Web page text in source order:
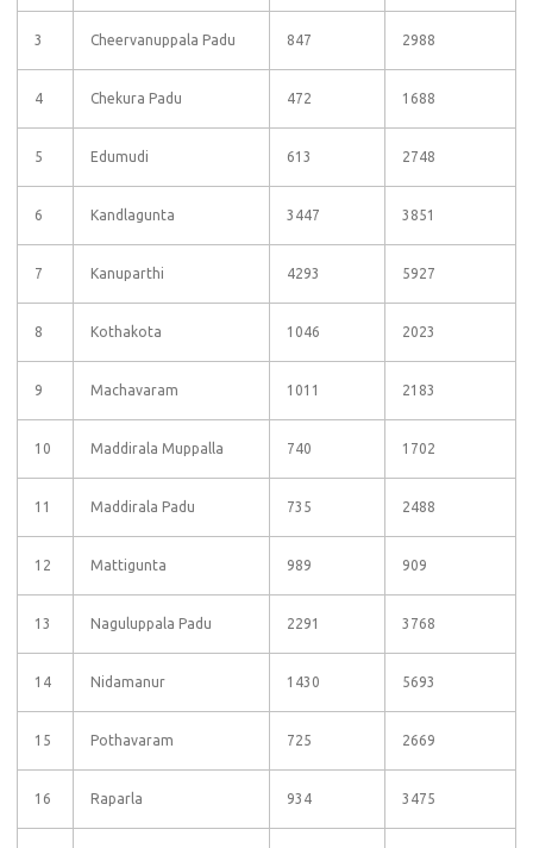
3 Cheervanuppala Padu 847 2988
4 Chekura Padu 472 1688
5 Edumudi 613 2748
6 Kandlagunta 3447 3851
7 Kanuparthi 4293 5927
8 Kothakota 1046 2023
9 Machavaram 1011 2183
10 Maddirala Muppalla 740 1702
11 Maddirala Padu 735 2488
12 Mattigunta 989 909
13 Naguluppala Padu 2291 3768
14 Nidamanur 1430 5693
15 Pothavaram 725 2669
16 Raparla 934 3475